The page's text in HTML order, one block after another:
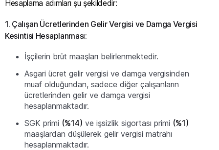
Hesaplama adımları şu şekildedir:
1. Çalışan Ücretlerinden Gelir Vergisi ve Damga Vergisi
Kesintisi Hesaplanması:
İşçilerin brüt maaşları belirlenmektedir.
Asgari ücret gelir vergisi ve damga vergisinden
muaf olduğundan, sadece diğer çalışanların
ücretlerinden gelir ve damga vergisi
hesaplanmaktadır.
SGK primi (%14) ve işsizlik sigortası primi (%1)
maaşlardan düşülerek gelir vergisi matrahı
hesaplanmaktadır.